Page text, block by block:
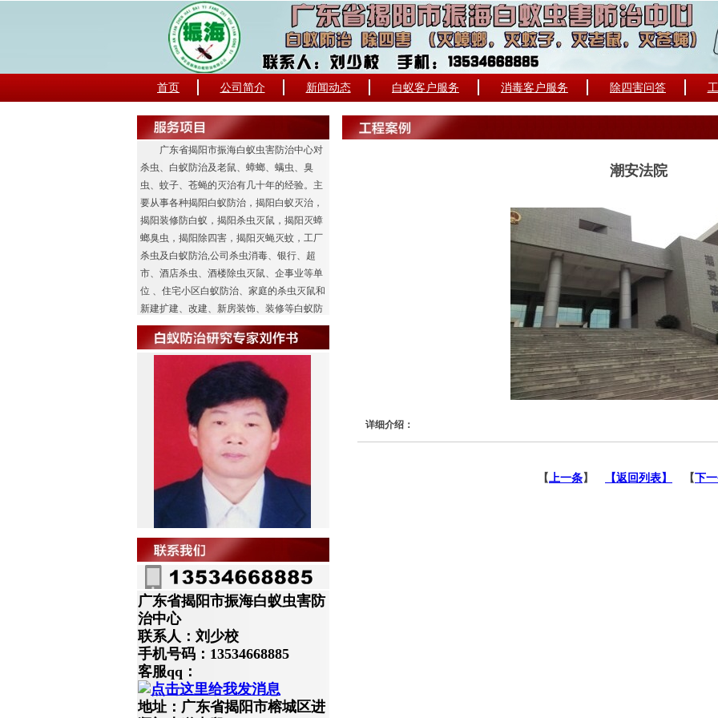
首页 公司简介 新闻动态 白蚁客户服务 消毒客户服务 除四害问答
广东省揭阳市振海白蚁虫害防治中心对
杀虫、白蚁防治及老鼠、蟑螂、螨虫、臭
虫、蚊子、苍蝇的灭治有几十年的经验。主
要从事各种揭阳白蚁防治，揭阳白蚁灭治，
揭阳装修防白蚁，揭阳杀虫灭鼠，揭阳灭蟑
螂臭虫，揭阳除四害，揭阳灭蝇灭蚊，工厂
杀虫及白蚁防治,公司杀虫消毒、银行、超
市、酒店杀虫、酒楼除虫灭鼠、企事业等单
位 、住宅小区白蚁防治、家庭的杀虫灭鼠和
新建扩建、改建、新房装饰、装修等白蚁防
治工程业务。
广东省揭阳市振海白蚁虫害防
治中心
联系人：刘少校
手机号码：13534668885
客服qq：
地址：广东省揭阳市榕城区进
潮安法院
详细介绍：
【上一条】 【返回列表】 【下